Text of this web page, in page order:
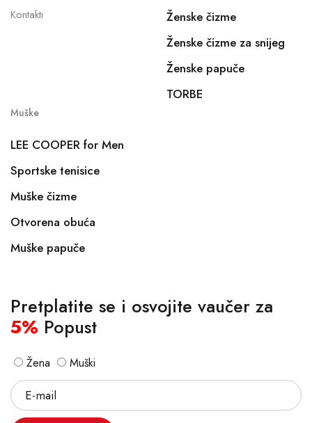
Kontakti
Ženske čizme
Ženske čizme za snijeg
Ženske papuče
TORBE
Muške
LEE COOPER for Men
Sportske tenisice
Muške čizme
Otvorena obuća
Muške papuče
Pretplatite se i osvojite vaučer za
5% Popust
Žena Muški